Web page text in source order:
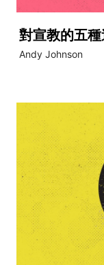
對宣教的五
Andy Johnson